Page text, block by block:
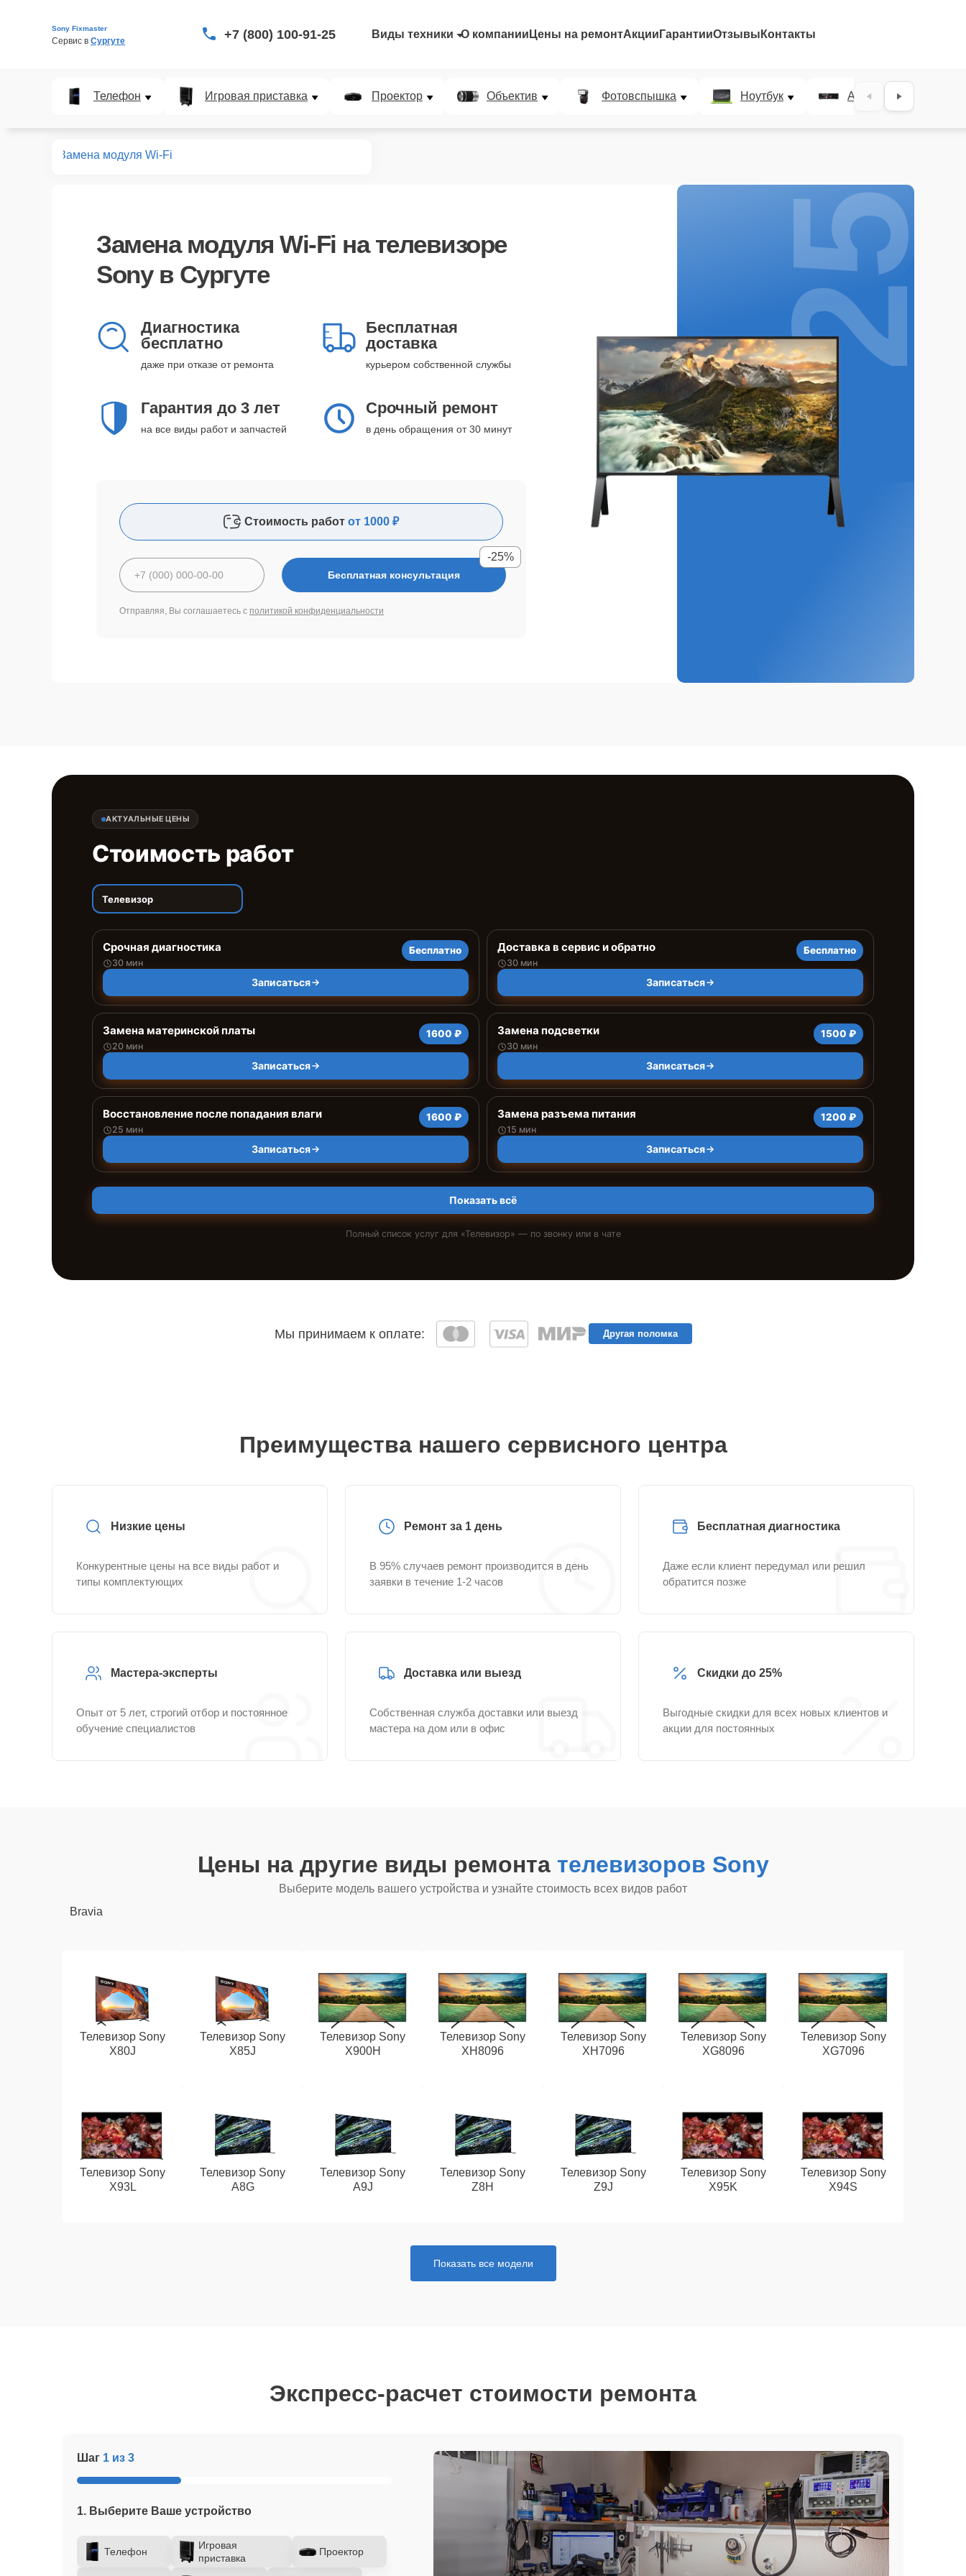
Sony Fixmaster
Сервис в Сургуте +7 (800) 100-91-25 Виды техники О компании Цены на ремонтАкции ГарантииОтзывы Контакты
Телефон Игровая приставка Проектор Объектив Фотовспышка Ноутбук AV-ресивер
Замена модуля Wi-Fi
Замена модуля Wi-Fi на телевизоре
Sony в Сургуте
Диагностика
бесплатно
даже при отказе от ремонта
Бесплатная
доставка
курьером собственной службы
Гарантия до 3 лет
на все виды работ и запчастей
Срочный ремонт
в день обращения от 30 минут
Стоимость работ от 1000 ₽
Бесплатная консультация
-25%
Отправляя, Вы соглашаетесь с политикой конфиденциальности
25%
АКТУАЛЬНЫЕ ЦЕНЫ
Стоимость работ
Телевизор
Срочная диагностика
30 мин
Бесплатно
Записаться
Доставка в сервис и обратно
30 мин
Бесплатно
Записаться
Замена материнской платы
20 мин
1600 ₽
Записаться
Замена подсветки
30 мин
1500 ₽
Записаться
Восстановление после попадания влаги
25 мин
1600 ₽
Записаться
Замена разъема питания
15 мин
1200 ₽
Записаться
Показать всё
Полный список услуг для «Телевизор» — по звонку или в чате
Мы принимаем к оплате: Другая поломка
Преимущества нашего сервисного центра
Низкие цены
Конкурентные цены на все виды работ и
типы комплектующих
Ремонт за 1 день
В 95% случаев ремонт производится в день
заявки в течение 1-2 часов
Бесплатная диагностика
Даже если клиент передумал или решил
обратится позже
Мастера-эксперты
Опыт от 5 лет, строгий отбор и постоянное
обучение специалистов
Доставка или выезд
Собственная служба доставки или выезд
мастера на дом или в офис
Скидки до 25%
Выгодные скидки для всех новых клиентов и
акции для постоянных
Цены на другие виды ремонта телевизоров Sony
Выберите модель вашего устройства и узнайте стоимость всех видов работ
Bravia
Телевизор Sony
X80J
Телевизор Sony
X85J
Телевизор Sony
X900H
Телевизор Sony
XH8096
Телевизор Sony
XH7096
Телевизор Sony
XG8096
Телевизор Sony
XG7096
Телевизор Sony
X93L
Телевизор Sony
A8G
Телевизор Sony
A9J
Телевизор Sony
Z8H
Телевизор Sony
Z9J
Телевизор Sony
X95K
Телевизор Sony
X94S
Показать все модели
Экспресс-расчет стоимости ремонта
Шаг 1 из 3
1. Выберите Ваше устройство
Телефон
Игровая
приставка
Проектор